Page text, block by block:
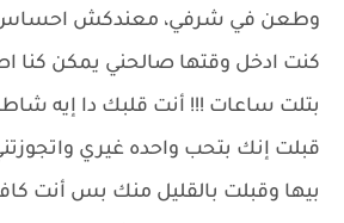
وطعن في شرفي، معندكش احساس
كنت ادخل وقتها صالحني يمكن
بتلت ساعات !!! أنت قلبك دا إيه
قبلت إنك بتحب واحده غيري
بيها وقبلت بالقليل منك بس أنت